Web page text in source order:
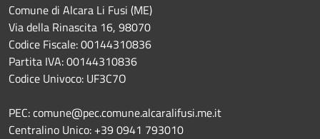
Comune di Alcara Li Fusi (ME)
Via della Rinascita 16, 98070
Codice Fiscale: 00144310836
Partita IVA: 00144310836
Codice Univoco: UF3C7O
PEC: comune@pec.comune.alcaralifusi.me.it
Centralino Unico: +39 0941 793010